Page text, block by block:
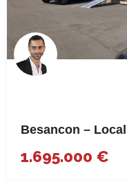
Besancon – Local
1.695.000 €